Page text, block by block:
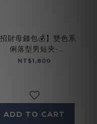
招財母錢包💰】雙色系
俐落型男短夾-
bk(075173bk)
NT$1,800
ADD TO CART